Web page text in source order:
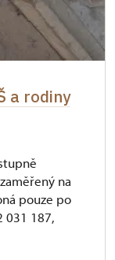
a rodiny
na
pouze po
031 187,